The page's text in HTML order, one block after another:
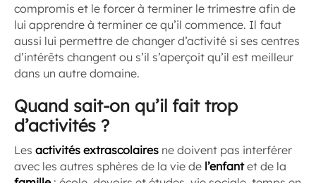
compromis et le forcer à terminer le trimestre afin de
lui apprendre à terminer ce qu’il commence. Il faut
aussi lui permettre de changer d’activité si ses centres
d’intérêts changent ou s’il s’aperçoit qu’il est meilleur
dans un autre domaine.
Quand sait-on qu’il fait trop
d’activités ?
Les activités extrascolaires ne doivent pas interférer
avec les autres sphères de la vie de l’enfantet de la